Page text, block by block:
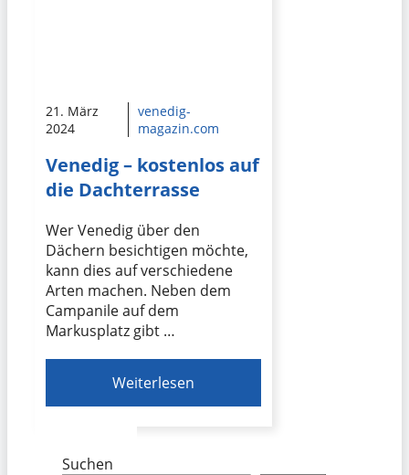
21. März
2024
venedig-
magazin.com
Venedig – kostenlos auf
die Dachterrasse
Wer Venedig über den
Dächern besichtigen möchte,
kann dies auf verschiedene
Arten machen. Neben dem
Campanile auf dem
Markusplatz gibt …
Weiterlesen
Suchen